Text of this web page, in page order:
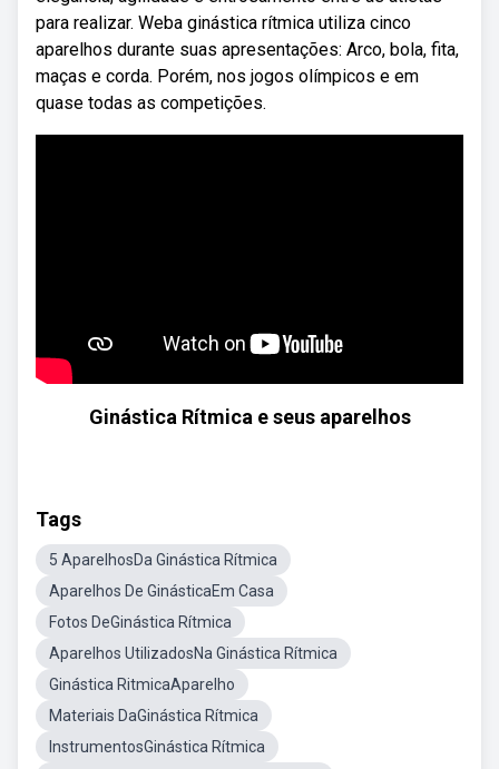
para realizar. Weba ginástica rítmica utiliza cinco
aparelhos durante suas apresentações: Arco, bola, fita,
maças e corda. Porém, nos jogos olímpicos e em
quase todas as competições.
Ginástica Rítmica e seus aparelhos
Tags
5 AparelhosDa Ginástica Rítmica
Aparelhos De GinásticaEm Casa
Fotos DeGinástica Rítmica
Aparelhos UtilizadosNa Ginástica Rítmica
Ginástica RitmicaAparelho
Materiais DaGinástica Rítmica
InstrumentosGinástica Rítmica